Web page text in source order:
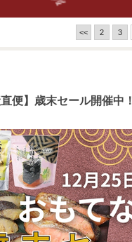
<< 2 3
便】歳末セール開催中！